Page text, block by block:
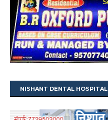
NISHANT DENTAL HOSPITAL